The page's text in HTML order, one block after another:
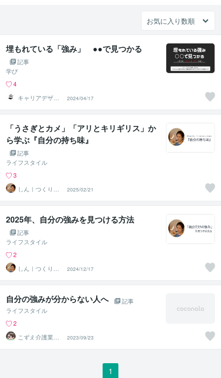
埋もれている「強み」 ●●で見つかる
記事
学び
4
キャリアデザイ
ン総研 MEBAE
2024/04/17
「うさぎとカメ」「アリとキリギリス」か
ら学ぶ『自分の持ち味』
記事
ライフスタイル
3
しん｜つくり手
応援サポーター
2025/02/21
2025年、自分の強みを見つける方法
記事
ライフスタイル
2
しん｜つくり手
応援サポーター
2024/12/17
自分の強みが分からない人へ
記事
ライフスタイル
2
こずえ介護業界1
8年＆現役ケアマ
ネ
2023/09/23
1